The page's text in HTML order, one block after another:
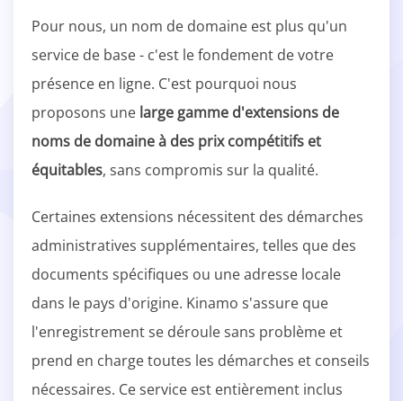
Pour nous, un nom de domaine est plus qu'un
service de base - c'est le fondement de votre
présence en ligne. C'est pourquoi nous
proposons une large gamme d'extensions de
noms de domaine à des prix compétitifs et
équitables, sans compromis sur la qualité.
Certaines extensions nécessitent des démarches
administratives supplémentaires, telles que des
documents spécifiques ou une adresse locale
dans le pays d'origine. Kinamo s'assure que
l'enregistrement se déroule sans problème et
prend en charge toutes les démarches et conseils
nécessaires. Ce service est entièrement inclus